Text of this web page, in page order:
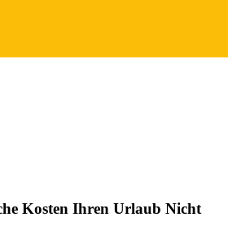
Kosten Ihren Urlaub Nicht